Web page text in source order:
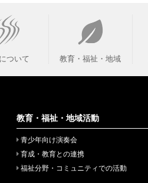
ついて 教育・福祉・地域
教育・福祉・地域活動
青少年向け演奏会
育成・教育との連携
福祉分野・コミュニティでの活動